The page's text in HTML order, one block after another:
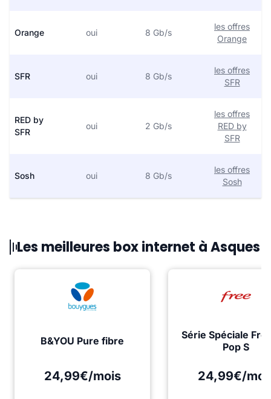
Orange oui 8 Gb/s
les offres
Orange
SFR oui 8 Gb/s
les offres
SFR
RED by
SFR
oui 2 Gb/s
les offres
RED by
SFR
Sosh oui 8 Gb/s
les offres
Sosh
Les meilleures box internet à Asques
B&YOU Pure fibre
24,99€/mois
Série Spéciale
Pop S
24,99€/